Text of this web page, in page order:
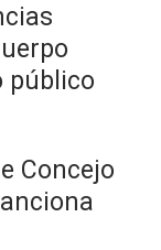
público
Concejo